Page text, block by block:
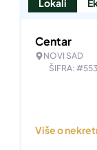
Lokali
Centar
NOVI SAD
ŠIFRA:
Više o